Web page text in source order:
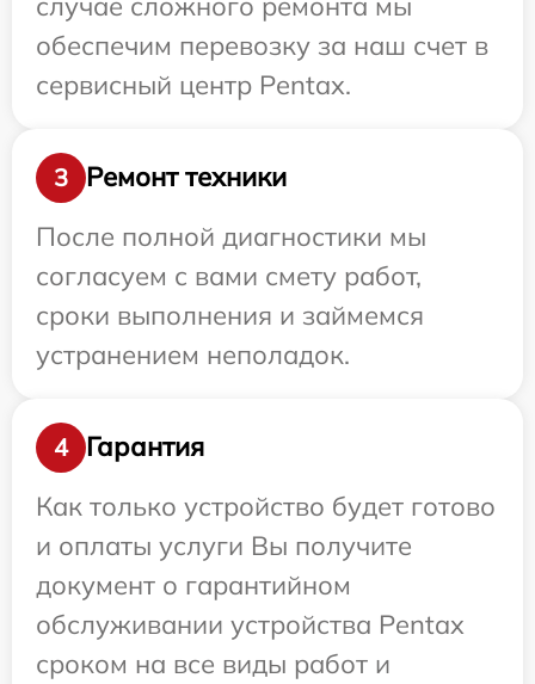
обеспечим перевозку за наш счет в
сервисный центр Pentax.
3
Ремонт техники
После полной диагностики мы
согласуем с вами смету работ,
сроки выполнения и займемся
устранением неполадок.
4
Гарантия
Как только устройство будет готово
и оплаты услуги Вы получите
документ о гарантийном
обслуживании устройства Pentax
сроком на все виды работ и